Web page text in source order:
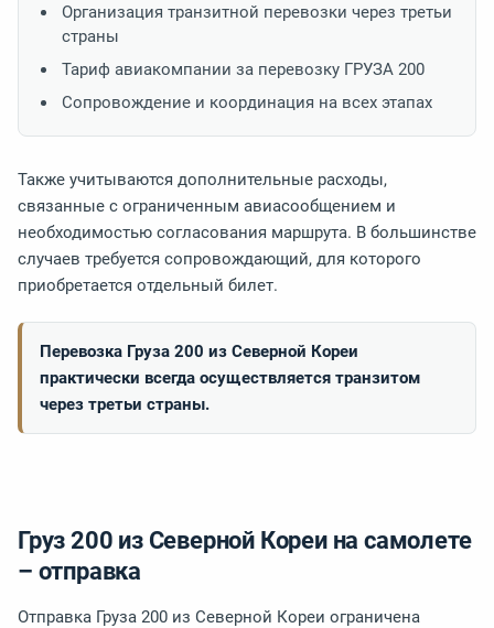
Организация транзитной перевозки через третьи
страны
Тариф авиакомпании за перевозку ГРУЗА 200
Сопровождение и координация на всех этапах
Также учитываются дополнительные расходы,
связанные с ограниченным авиасообщением и
необходимостью согласования маршрута. В большинстве
случаев требуется сопровождающий, для которого
приобретается отдельный билет.
Перевозка Груза 200 из Северной Кореи
практически всегда осуществляется транзитом
через третьи страны.
Груз 200 из Северной Кореи на самолете
– отправка
Отправка Груза 200 из Северной Кореи ограничена